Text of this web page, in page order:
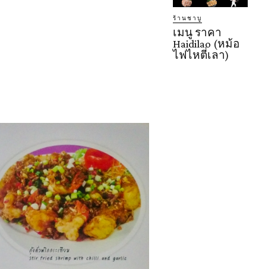
ร้านชาบู
เมนู ราคา
Haidilao (หม้อ
ไฟไหตี่เลา)